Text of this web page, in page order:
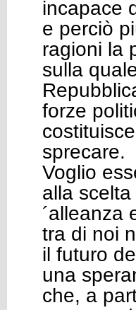
incapace
e perciò
ragioni la
sulla
forze
sprecare.
Voglio
alla
´alleanza
tra di noi
il futuro
una
che, a